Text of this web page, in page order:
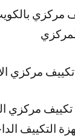
مركزي
مركزي
مركزي
التكييف